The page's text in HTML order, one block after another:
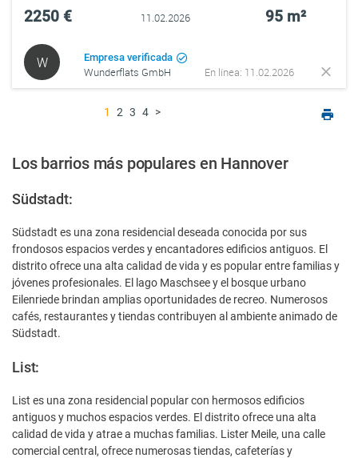
2250 € 11.02.2026 95 m²
W Empresa verificada
Wunderflats GmbH En línea: 11.02.2026
1 2 3 4 >
Los barrios más populares en Hannover
Südstadt:
Südstadt es una zona residencial deseada conocida por sus
frondosos espacios verdes y encantadores edificios antiguos. El
distrito ofrece una alta calidad de vida y es popular entre familias y
jóvenes profesionales. El lago Maschsee y el bosque urbano
Eilenriede brindan amplias oportunidades de recreo. Numerosos
cafés, restaurantes y tiendas contribuyen al ambiente animado de
Südstadt.
List:
List es una zona residencial popular con hermosos edificios
antiguos y muchos espacios verdes. El distrito ofrece una alta
calidad de vida y atrae a muchas familias. Lister Meile, una calle
comercial central, ofrece numerosas tiendas, cafeterías y